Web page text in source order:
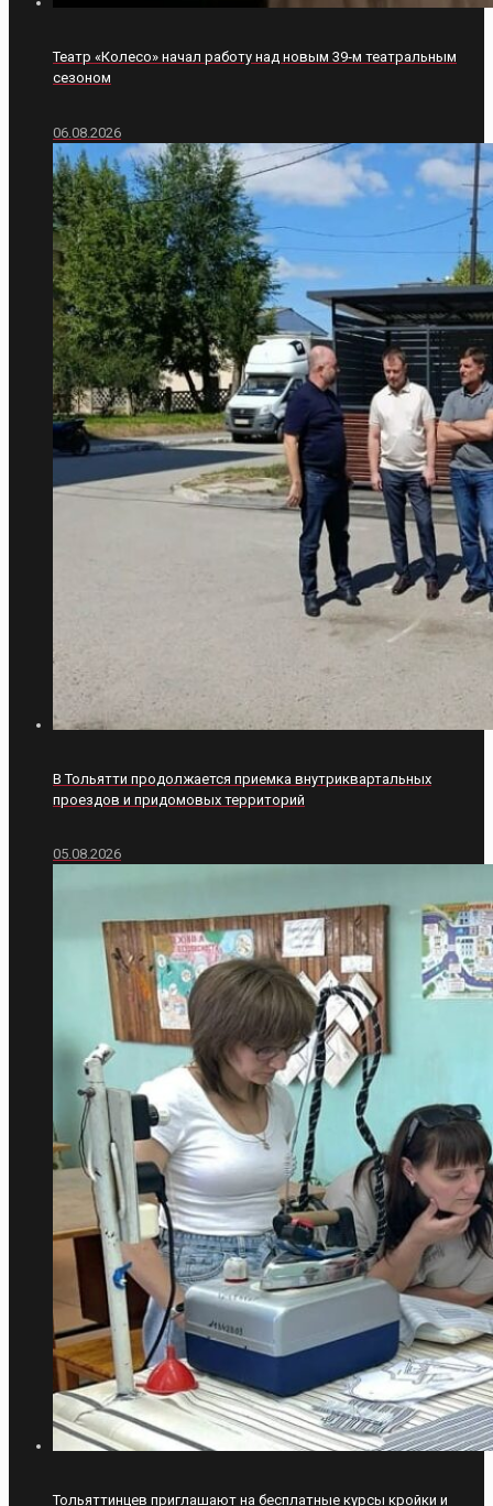
Театр «Колесо» начал работу над новым 39‑м театральным
сезоном
06.08.2026
В Тольятти продолжается приемка внутриквартальных
проездов и придомовых территорий
05.08.2026
Тольяттинцев приглашают на бесплатные курсы кройки и